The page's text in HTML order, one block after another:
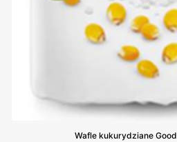
Wafle kukurydziane Good